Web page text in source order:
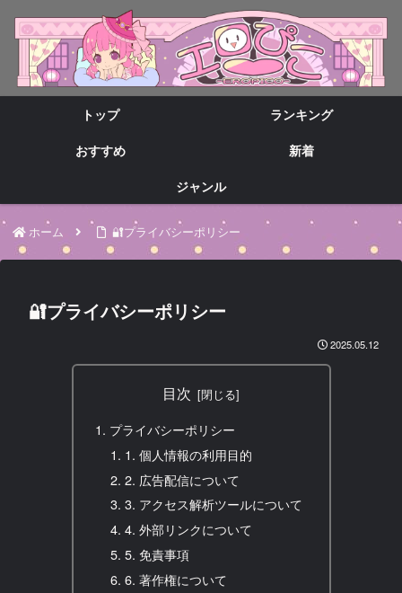
トップ
ランキング
おすすめ
新着
ジャンル
ホーム 🔐プライバシーポリシー
🔐プライバシーポリシー
2025.05.12
目次
プライバシーポリシー
1. 個人情報の利用目的
2. 広告配信について
3. アクセス解析ツールについて
4. 外部リンクについて
5. 免責事項
6. 著作権について